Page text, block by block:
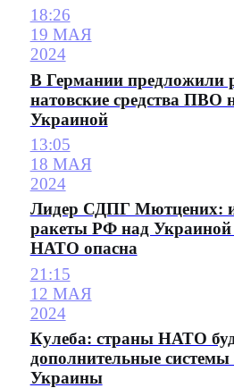
18:26
19 МАЯ
2024
В Германии предложили
натовские средства ПВО
Украиной
13:05
18 МАЯ
2024
Лидер СДПГ Мютцених:
ракеты РФ над Украиной
НАТО опасна
21:15
12 МАЯ
2024
Кулеба: страны НАТО
дополнительные
Украины